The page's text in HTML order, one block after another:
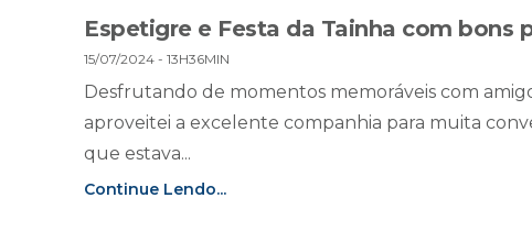
Espetigre e Festa da Tainha com
15/07/2024 - 13H36MIN
Desfrutando de momentos memoráveis com
aproveitei a excelente companhia para muita
que estava...
Continue Lendo...